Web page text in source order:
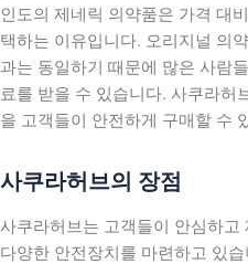
인도의 제네릭 의약품은 가격 대
택하는 이유입니다. 오리지널 의
과는 동일하기 때문에 많은 사람
료를 받을 수 있습니다. 사쿠라허
을 고객들이 안전하게 구매할 수
사쿠라허브의 장점
사쿠라허브는 고객들이 안심하
다양한 안전장치를 마련하고 있